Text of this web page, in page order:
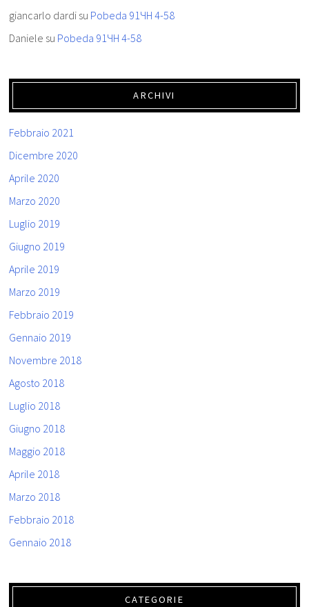
giancarlo dardi su Pobeda 91ЧН 4-58
Daniele su Pobeda 91ЧН 4-58
ARCHIVI
Febbraio 2021
Dicembre 2020
Aprile 2020
Marzo 2020
Luglio 2019
Giugno 2019
Aprile 2019
Marzo 2019
Febbraio 2019
Gennaio 2019
Novembre 2018
Agosto 2018
Luglio 2018
Giugno 2018
Maggio 2018
Aprile 2018
Marzo 2018
Febbraio 2018
Gennaio 2018
CATEGORIE